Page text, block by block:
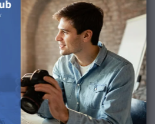
automatycznie